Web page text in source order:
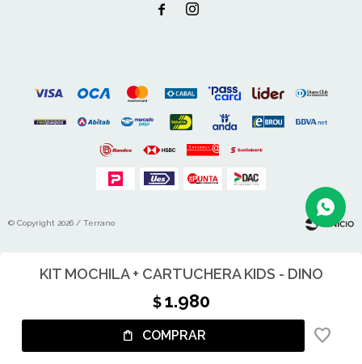
KIT MOCHILA + CARTUCHERA KIDS - DINO
$ 1.980
COMPRAR
 
© Copyright 2026 / Terrano
Fenicio